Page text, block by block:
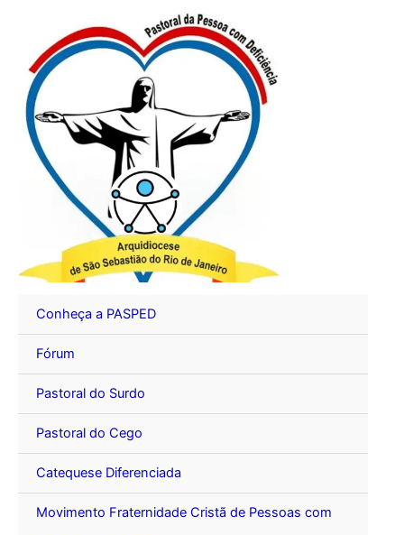
conteúdo
Conheça a PASPED
Fórum
Pastoral do Surdo
Pastoral do Cego
Catequese Diferenciada
Movimento Fraternidade Cristã de Pessoas com